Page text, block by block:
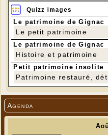
Agenda
Quizz images
Le patrimoine de Gignac
Le petit patrimoine
Le patrimoine de Gignac
Histoire et patrimoine
Petit patrimoine insolite
Patrimoine restauré,